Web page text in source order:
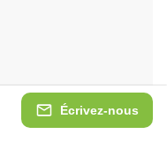
Écrivez-nous